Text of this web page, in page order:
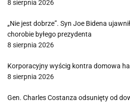
8 sierpnia 2026
„Nie jest dobrze”. Syn Joe Bidena
chorobie byłego prezydenta
8 sierpnia 2026
Korporacyjny wyścig kontra domowa
8 sierpnia 2026
Gen. Charles Costanza odsunięty od